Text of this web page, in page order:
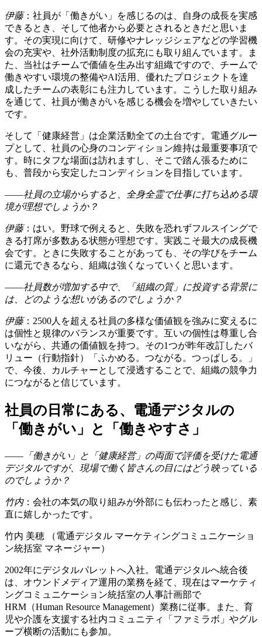
伊藤：社員が「働きがい」を感じるのは、自身の成長を実感
できるとき、そして他者から必要とされるときだと思いま
す。その実現に向けて、研修やナレッジシェアなどの学習機
会の充実や、社外活動制度の拡充にも取り組んでいます。ま
た、当社はチームで価値を生み出す組織ですので、チームで
働きやすい環境の整備やAI活用、優れたプロジェクトを達
成したチームの表彰にも注力しています。こうした取り組み
を通じて、社員が働きがいを感じる機会を増やしていきたい
です。
そして「健康経営」は企業活動全ての土台です。電通グルー
プとして、社員の心身のコンディション維持は最重要事項で
す。時にタフな場面は訪れますし、そこで踏ん張るために
も、普段から安定したコンディションを目指しています。
――社員の立場からすると、全身全霊で仕事に打ち込める環
境が理想でしょうか？
伊藤：はい。野球で例えると、失敗を恐れずフルスイングで
きる打席が多数ある状態が理想です。実践こそ最大の成長機
会です。ときに失敗することがあっても、その学びをチーム
に還元できるなら、組織は強くなっていくと思います。
――社員数が増加する中で、「組織の質」に投資する背景に
は、どのような想いがあるのでしょうか？
伊藤：2500人を超える社員の多様な価値観を強みに変えるに
は個性と規律のバランスが重要です。互いの個性は尊重し合
いながら、共通の価値観を持つ。その1つが昨年改訂したバ
リュー（行動指針）「ふかめる。つながる。つっぱしる。」
で、今後、カルチャーとして浸透することで、組織の競争力
につながると信じています。
社員の日常にある、電通デジタルの
「働きがい」と「働きやすさ」
――「働きがい」と「健康経営」の両面で評価を受けた電通
デジタルですが、現場で働く皆さんの目にはどう映っている
のでしょうか？
竹内：会社の本気の取り組みが外部にも伝わったと感じ、素
直に嬉しかったです。
竹内 美穂 （電通デジタル マーケティングコミュニケーショ
ン統括室 マネージャー）
2002年にデジタルパレットへ入社。電通デジタルへ統合後
は、オウンドメディア運用の業務を経て、現在はマーケティ
ングコミュニケーション統括室の人事計画部で
HRM（Human Resource Management）業務に従事。また、育
児や介護を支援する社内コミュニティ「ファミラボ」やグル
ープ横断の活動にも参加。